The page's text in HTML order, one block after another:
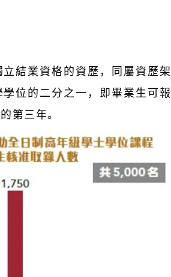
結業資格的資歷，同屬資歷架
位的二分之一，即畢業生可報
第三年。